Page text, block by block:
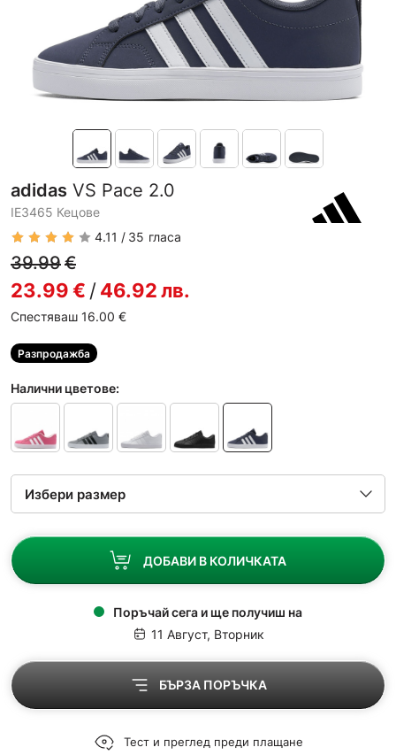
adidas VS Pace 2.0
IE3465 Кецове
4.11
35 гласа
39.99€
23.99€ /46.92лв.
Спестяваш 16.00 €
Разпродажба
Налични цветове:
ДОБАВИ В КОЛИЧКАТА
Поръчай сега и ще получиш на
11 Август, Вторник
БЪРЗА ПОРЪЧКА
Тест и преглед преди плащане